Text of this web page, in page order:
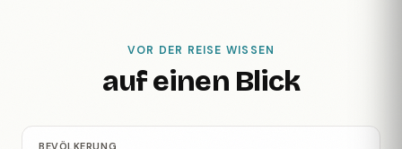
VOR DER REISE WISSEN
auf einen Blick